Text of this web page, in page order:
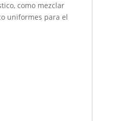
como mezclar
uniformes para el